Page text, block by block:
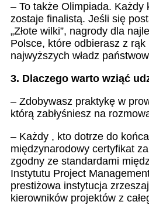
– To także Olimpiada. Każdy
zostaje finalistą. Jeśli się
„Złote wilki”, nagrody dla
Polsce, które odbierasz z rąk
najwyższych władz
3. Dlaczego warto wziąć
– Zdobywasz praktykę w
którą zabłyśniesz na
– Każdy , kto dotrze do
międzynarodowy certyfikat
zgodny ze standardami
Instytutu Project
prestiżowa instytucja
kierowników projektów z